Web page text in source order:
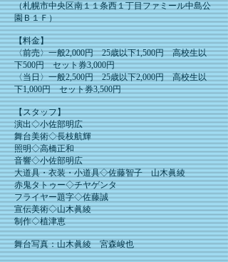
（札幌市中央区南１１条西１丁目ファミール中島公
園Ｂ１Ｆ）
【料金】
〈前売〉一般2,000円 25歳以下1,500円 高校生以
下500円 セット券3,000円
〈当日〉一般2,500円 25歳以下2,000円 高校生以
下1,000円 セット券3,500円
【スタッフ】
演出◇小佐部明広
舞台美術◇長枝航輝
照明◇高橋正和
音響◇小佐部明広
大道具・衣装・小道具◇佐藤智子 山木眞綾
赤鬼タトゥー◇チヤゲンタ
フライヤー題字◇佐藤誠
宣伝美術◇山木眞綾
制作◇植津恵
​​舞台写真：山木眞綾 宮森峻也